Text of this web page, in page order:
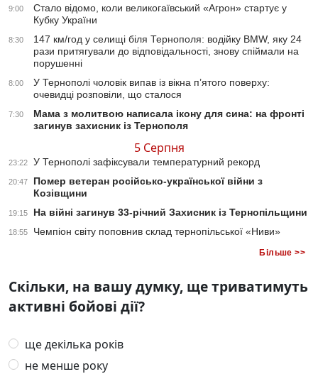
9:00
Стало відомо, коли великогаївський «Агрон» стартує у
Кубку України
8:30
147 км/год у селищі біля Тернополя: водійку BMW, яку 24
рази притягували до відповідальності, знову спіймали на
порушенні
8:00
У Тернополі чоловік випав із вікна п’ятого поверху:
очевидці розповіли, що сталося
7:30
Мама з молитвою написала ікону для сина: на фронті
загинув захисник із Тернополя
5 Серпня
23:22 У Тернополі зафіксували температурний рекорд
20:47
Помер ветеран російсько-української війни з
Козівщини
19:15 На війні загинув 33-річний Захисник із Тернопільщини
18:55 Чемпіон світу поповнив склад тернопільської «Ниви»
Більше >>
Скільки, на вашу думку, ще триватимуть
активні бойові дії?
ще декілька років
не менше року